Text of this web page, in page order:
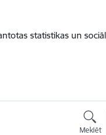
statistikas un
Meklēt